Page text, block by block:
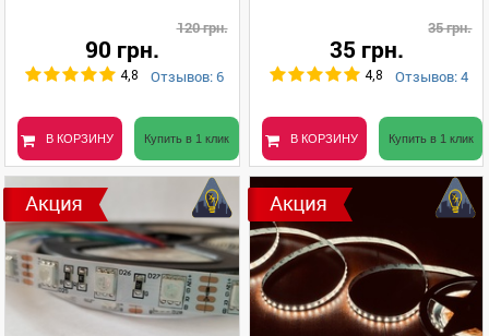
120 грн.
90 грн.
4,8 Отзывов: 6
В КОРЗИНУ Купить в 1 клик
35 грн.
35 грн.
4,8 Отзывов: 4
В КОРЗИНУ Купить в 1 клик